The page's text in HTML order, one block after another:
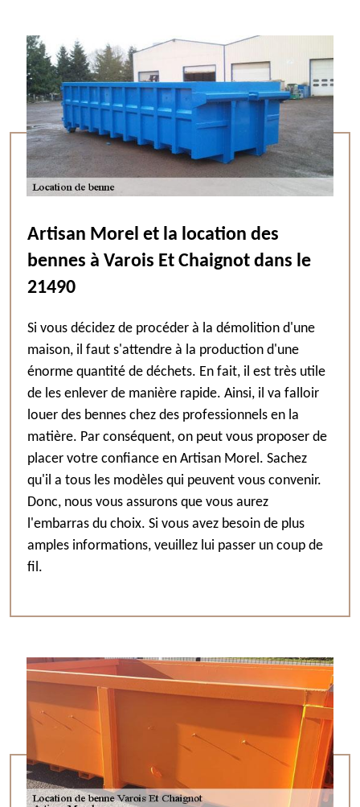
Artisan Morel et la location des
bennes à Varois Et Chaignot dans le
21490
Si vous décidez de procéder à la démolition d'une
maison, il faut s'attendre à la production d'une
énorme quantité de déchets. En fait, il est très utile
de les enlever de manière rapide. Ainsi, il va falloir
louer des bennes chez des professionnels en la
matière. Par conséquent, on peut vous proposer de
placer votre confiance en Artisan Morel. Sachez
qu'il a tous les modèles qui peuvent vous convenir.
Donc, nous vous assurons que vous aurez
l'embarras du choix. Si vous avez besoin de plus
amples informations, veuillez lui passer un coup de
fil.